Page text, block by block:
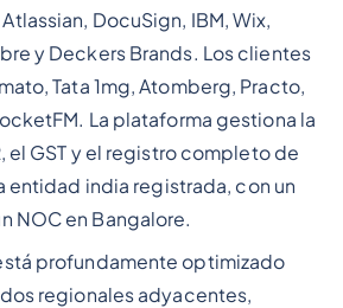
DocuSign, IBM, Wix,
y Deckers Brands. Los clientes
Tata 1mg, Atomberg, Practo,
La plataforma gestiona la
el GST y el registro completo de
entidad india registrada, con un
NOC en Bangalore.
profundamente optimizado
regionales adyacentes,